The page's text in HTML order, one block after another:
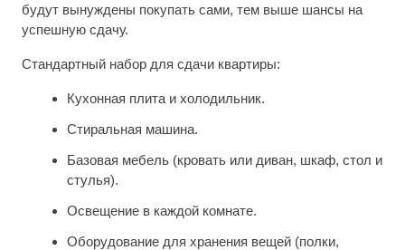
будут вынуждены покупать сами, тем выше шансы на
успешную сдачу.
Стандартный набор для сдачи квартиры:
Кухонная плита и холодильник.
Стиральная машина.
Базовая мебель (кровать или диван, шкаф, стол и
стулья).
Освещение в каждой комнате.
Оборудование для хранения вещей (полки,